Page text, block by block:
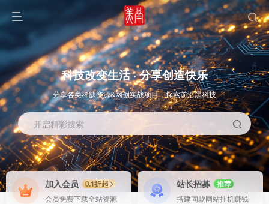
OS教程 SOFT教程
科技改变生活 · 分享创造快乐
分享各类稀缺资源&网创实战项目，探索前沿黑科技
开启精彩搜索
加入会员
0.1折起
会员免费下载全站资源
站长招募
推荐
搭建同款网站挂机赚钱